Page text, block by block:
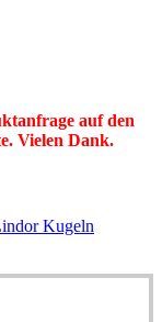
auf den
Vielen Dank.